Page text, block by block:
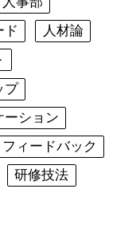
ド
人材論
プ
ーション
フィードバック
研修技法